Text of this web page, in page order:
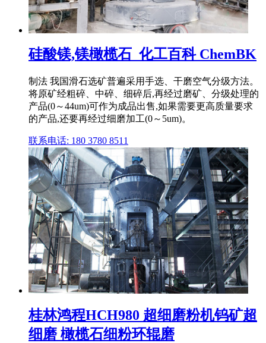
硅酸镁,镁橄榄石_化工百科 ChemBK
制法 我国滑石选矿普遍采用手选、干磨空气分级方法。
将原矿经粗碎、中碎、细碎后,再经过磨矿、分级处理的
产品(0～44um)可作为成品出售,如果需要更高质量要求
的产品,还要再经过细磨加工(0～5um)。
联系电话: 180 3780 8511
桂林鸿程HCH980 超细磨粉机钨矿超
细磨 橄榄石细粉环辊磨